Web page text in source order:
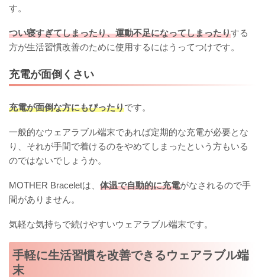
す。
つい寝すぎてしまったり、運動不足になってしまったりする
方が生活習慣改善のために使用するにはうってつけです。
充電が面倒くさい
充電が面倒な方にもぴったりです。
一般的なウェアラブル端末であれば定期的な充電が必要とな
り、それが手間で着けるのをやめてしまったという方もいる
のではないでしょうか。
MOTHER Braceletは、 体温で自動的に充電がなされるので手
間がありません。
気軽な気持ちで続けやすいウェアラブル端末です。
手軽に生活習慣を改善できるウェアラブル端
末